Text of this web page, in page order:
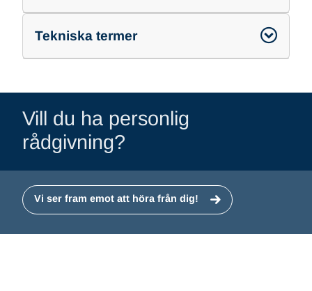
Tekniska termer
Vill du ha personlig
rådgivning?
Vi ser fram emot att höra från dig!